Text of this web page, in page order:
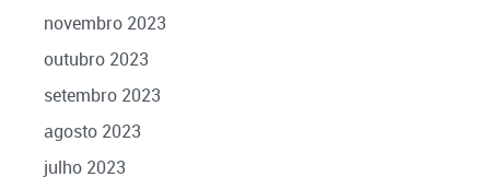
novembro 2023
outubro 2023
setembro 2023
agosto 2023
julho 2023